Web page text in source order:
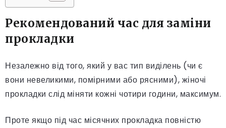
Рекомендований час для заміни
прокладки
Незалежно від того, який у вас тип виділень (чи є
вони невеликими, помірними або рясними), жіночі
прокладки слід міняти кожні чотири години, максимум.
Проте якщо під час місячних прокладка повністю